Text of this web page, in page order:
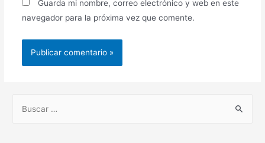
Guarda mi nombre, correo electrónico y web en este
navegador para la próxima vez que comente.